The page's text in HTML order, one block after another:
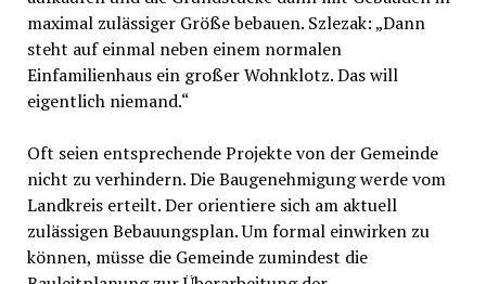
maximal zulässiger Größe bebauen. Szlezak: „Dann
steht auf einmal neben einem normalen
Einfamilienhaus ein großer Wohnklotz. Das will
eigentlich niemand.“
Oft seien entsprechende Projekte von der Gemeinde
nicht zu verhindern. Die Baugenehmigung werde vom
Landkreis erteilt. Der orientiere sich am aktuell
zulässigen Bebauungsplan. Um formal einwirken zu
können, müsse die Gemeinde zumindest die